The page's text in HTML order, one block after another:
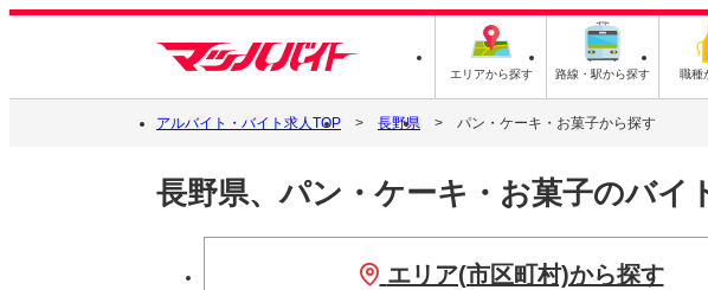
エリアから探す 路線・駅から探す 職種
アルバイト・バイト求人TOP 長野県 パン・ケーキ・お菓子から探す
長野県、パン・ケーキ・お菓子のバ
エリア(市区町村)から探す